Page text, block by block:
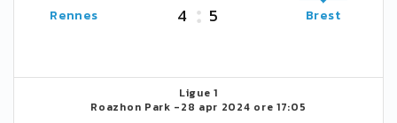
Rennes 4 5 Brest
Ligue 1
Roazhon Park -28 apr 2024 ore 17:05